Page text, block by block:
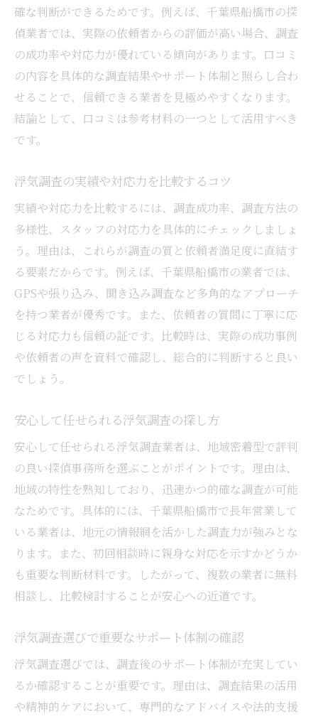
確な判断ができるためです。例えば、千葉県船橋市の探
偵業者では、実際の依頼者からの評価が高い場合、調査
の成功率や対応力が優れている傾向があります。口コミ
の内容を具体的な調査結果やサポート体制と照らし合わ
せることで、信頼できる業者を見極めやすくなります。
結論として、口コミは参考材料の一つとして活用すべき
です。
浮気調査の実績や対応力を比較するコツ
実績や対応力を比較するには、調査成功率、調査方法の
多様性、スタッフの対応力を具体的にチェックしましょ
う。理由は、これらが調査の質と依頼者満足度に直結す
る要素だからです。例えば、千葉県船橋市の業者では、
GPSや張り込み、聞き込み調査など多角的なアプローチ
を持つ業者が優秀です。また、依頼者の質問に丁寧に応
じる対応力も信頼の証です。比較時は、実際の成功事例
や依頼者の声を資料で確認し、総合的に判断すると良い
でしょう。
安心して任せられる浮気調査の探し方
安心して任せられる浮気調査業者は、地域密着型で評判
の良い探偵事務所を選ぶことがポイントです。理由は、
地域の特性を熟知しており、迅速かつ的確な調査が可能
なためです。具体的には、千葉県船橋市で長年営業して
いる業者は、地元の情報網を活かした調査力が強みとな
ります。また、初回相談時に親身な対応を示すかどうか
も重要な判断材料です。したがって、複数の業者に無料
相談し、比較検討することが安心への近道です。
浮気調査選びで重要なサポート体制の確認
浮気調査選びでは、調査後のサポート体制が充実してい
るか確認することが重要です。理由は、調査結果の活用
や精神的ケアにおいて、専門的なアドバイスや法的支援